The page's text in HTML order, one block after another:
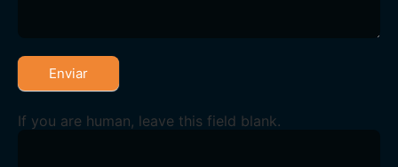
Enviar
If you are human, leave this field blank.